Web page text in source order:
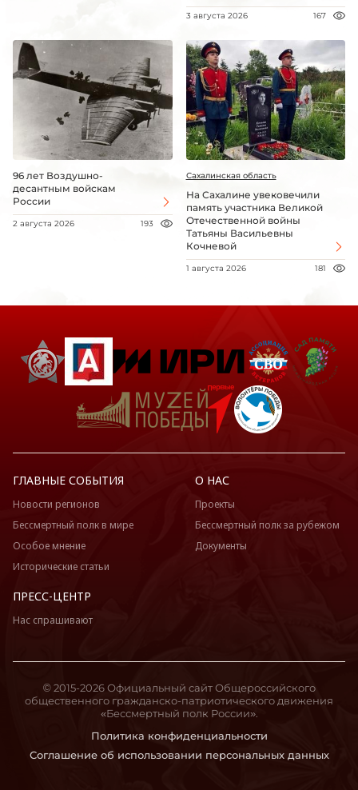
3 августа 2026 167
96 лет Воздушно-
десантным войскам
России
2 августа 2026 193
Сахалинская область
На Сахалине увековечили
память участника Великой
Отечественной войны
Татьяны Васильевны
Кочневой
1 августа 2026 181
ГЛАВНЫЕ СОБЫТИЯ
Новости регионов
Бессмертный полк в мире
Особое мнение
Исторические статьи
О НАС
Проекты
Бессмертный полк за рубежом
Документы
ПРЕСС-ЦЕНТР
Нас спрашивают
Политика конфиденциальности
Соглашение об использовании персональных данных
© 2015-2026 Официальный сайт Общероссийского
общественного гражданско-патриотического движения
«Бессмертный полк России».